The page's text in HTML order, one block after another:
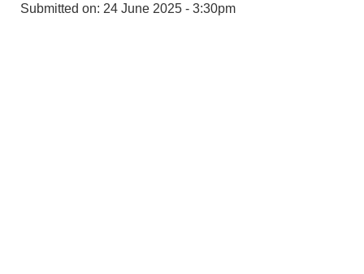
Submitted on: 24 June 2025 - 3:30pm